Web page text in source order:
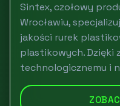
Sintex, czołowy
Wrocławiu,
jakości rurek
plastikowych. Dzięki
technologicznemu i